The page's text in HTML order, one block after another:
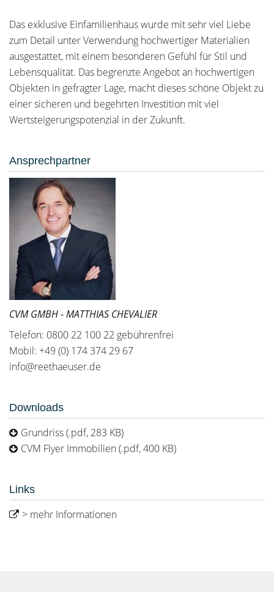
Das exklusive Einfamilienhaus wurde mit sehr viel Liebe
zum Detail unter Verwendung hochwertiger Materialien
ausgestattet, mit einem besonderen Gefühl für Stil und
Lebensqualität. Das begrenzte Angebot an hochwertigen
Objekten in gefragter Lage, macht dieses schöne Objekt zu
einer sicheren und begehrten Investition mit viel
Wertsteigerungspotenzial in der Zukunft.
Ansprechpartner
CVM GMBH - MATTHIAS CHEVALIER
Telefon: 0800 22 100 22 gebührenfrei
Mobil: +49 (0) 174 374 29 67
info@reethaeuser.de
Downloads
Grundriss (.pdf, 283 KB)
CVM Flyer Immobilien (.pdf, 400 KB)
Links
> mehr Informationen